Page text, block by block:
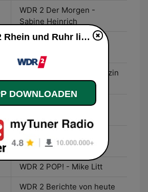
WDR 2 Der Morgen -
Sabine Heinrich
WDR 2 Der Vormittag -
WDR 2 Das Mittagsmagazin
- Ralph Günther
WDR 2 Der Nachmittag -
Jörg Thadeusz
WDR 2 POP! - Mike Litt
WDR 2 Berichte von heute
WDR 2 Rhein und Ruhr live luisteren
DOWNLOADEN